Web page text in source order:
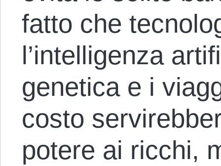
fatto che
l’intelligenza
genetica e i
costo
potere ai ricchi,